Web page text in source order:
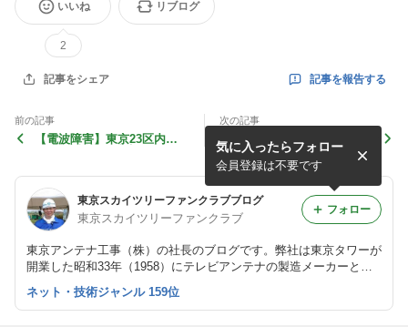
いいね
2
リブログ
記事をシェア 記事を報告する
前の記事
【電波障害】東京23区内で
りました。
次の記事
【スペイン】東京アンテナ三
号改（TA-3X）！ガチャンガ
チャンと可動する新発想！！
東京スカイツリーファンクラブブログ
東京スカイツリーファンクラブ
東京アンテナ工事（株）の社長のブログです。弊社は東京タワーが
開業した昭和33年（1958）にテレビアンテナの製造メーカーとし
て創業しました。
気に入ったらフォロー
会員登録は不要です
フォロー
ネット・技術ジャンル 159位